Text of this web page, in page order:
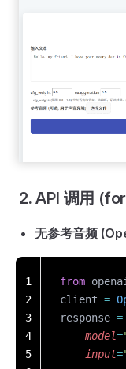
2. API 调用
无参考音频
from
client =
response =
    model
=
    input
=
1
2
3
4
5